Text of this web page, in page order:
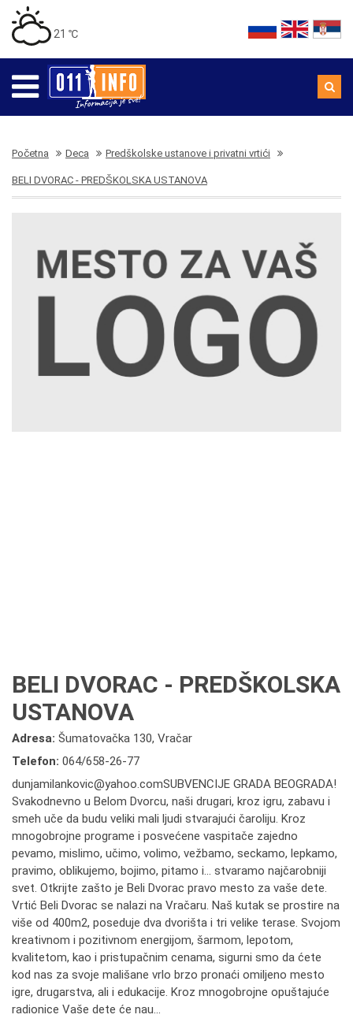
21 ℃
Početna Deca Predškolske ustanove i privatni vrtići
BELI DVORAC - PREDŠKOLSKA USTANOVA
BELI DVORAC - PREDŠKOLSKA
USTANOVA
Adresa: Šumatovačka 130, Vračar
Telefon: 064/658-26-77
dunjamilankovic@yahoo.comSUBVENCIJE GRADA BEOGRADA!
Svakodnevno u Belom Dvorcu, naši drugari, kroz igru, zabavu i
smeh uče da budu veliki mali ljudi stvarajući čaroliju. Kroz
mnogobrojne programe i posvećene vaspitače zajedno
pevamo, mislimo, učimo, volimo, vežbamo, seckamo, lepkamo,
pravimo, oblikujemo, bojimo, pitamo i... stvaramo najčarobniji
svet. Otkrijte zašto je Beli Dvorac pravo mesto za vaše dete.
Vrtić Beli Dvorac se nalazi na Vračaru. Naš kutak se prostire na
više od 400m2, poseduje dva dvorišta i tri velike terase. Svojom
kreativnom i pozitivnom energijom, šarmom, lepotom,
kvalitetom, kao i pristupačnim cenama, sigurni smo da ćete
kod nas za svoje mališane vrlo brzo pronaći omiljeno mesto
igre, drugarstva, ali i edukacije. Kroz mnogobrojne opuštajuće
radionice Vaše dete će nau...